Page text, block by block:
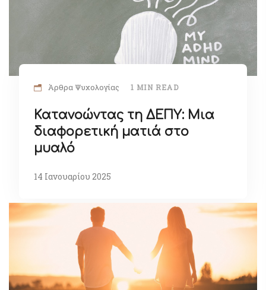
Άρθρα Ψυχολογίας 1 MIN READ
Κατανοώντας τη ΔΕΠΥ: Μια
διαφορετική ματιά στο
μυαλό
14 Ιανουαρίου 2025